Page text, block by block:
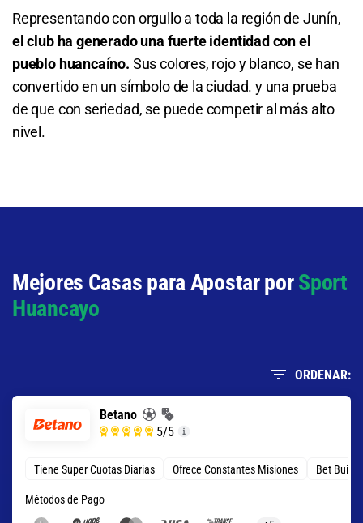
Total de Goles - Menos de 6.5
1.03
Total de Tarjetas - Menos de 0.5
1.18 S/ 11,80 S/ 1,80
Representando con orgullo a toda la región de Junín,
el club ha generado una fuerte identidad con el
pueblo huancaíno. Sus colores, rojo y blanco, se han
convertido en un símbolo de la ciudad. y una prueba
de que con seriedad, se puede competir al más alto
nivel.
Mejores Casas para Apostar porSport
Huancayo
ORDENAR:
Betano
5/5
Tiene Super Cuotas Diarias Ofrece Constantes Misiones Bet
Métodos de Pago